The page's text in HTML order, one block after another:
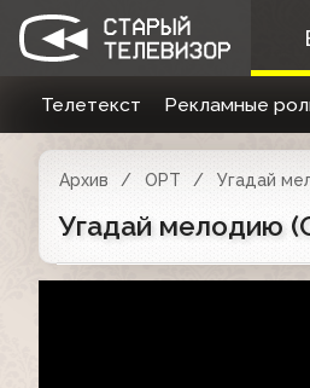
Телетекст Рекламные
Архив ОРТ Угадай
Угадай мелодию